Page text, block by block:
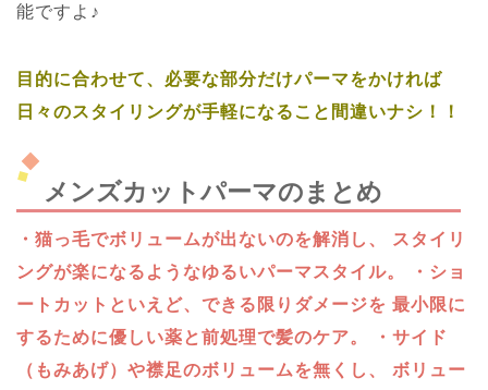
能ですよ♪
目的に合わせて、必要な部分だけパーマをかければ
日々のスタイリングが手軽になること間違いナシ！！
メンズカットパーマのまとめ
・猫っ毛でボリュームが出ないのを解消し、
スタイリ
ングが楽になるようなゆるいパーマスタイル。
・ショ
ートカットといえど、できる限りダメージを 最小限に
するために優しい薬と前処理で髪のケア。
・サイド
（もみあげ）や襟足のボリュームを無くし、
ボリュー